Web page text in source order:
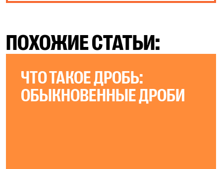
ПОХОЖИЕ СТАТЬИ:
ЧТО ТАКОЕ ДРОБЬ:
ОБЫКНОВЕННЫЕ ДРОБИ